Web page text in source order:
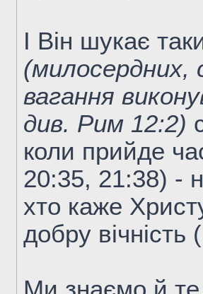
І Він шукає
(милосердних,
вагання
див. Рим 12:2)
коли прийде
20:35, 21:38) -
хто каже
добру